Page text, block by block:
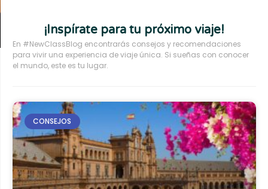
¡Inspírate para tu próximo viaje!
En #NewClassBlog encontrarás consejos y recomendaciones
para vivir una experiencia de viaje única. Si sueñas con conocer
el mundo, este es tu lugar.
CONSEJOS